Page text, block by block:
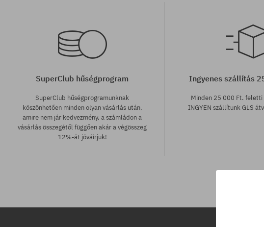
SuperClub hűségprogram
SuperClub hűségprogramunknak
köszönhetően minden olyan vásárlás után,
amire nem jár kedvezmény, a számládon a
vásárlás összegétől függően akár a végösszeg
12%-át jóváírjuk!
Ingyenes szállítás
Minden 25 000 Ft. feletti
INGYEN szállítunk GLS